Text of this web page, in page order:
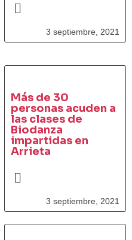
3 septiembre, 2021
Más de 30
personas acuden a
las clases de
Biodanza
impartidas en
Arrieta
3 septiembre, 2021